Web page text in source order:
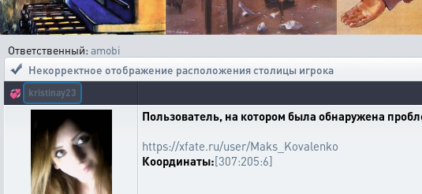
Ответственный: amobi
Некорректное отображение расположения столицы игрока
💞 kristinay23
Пользователь, на котором была обнаружена
https://xfate.ru/user/Maks_Kovalenko
Координаты:[307:205:6]